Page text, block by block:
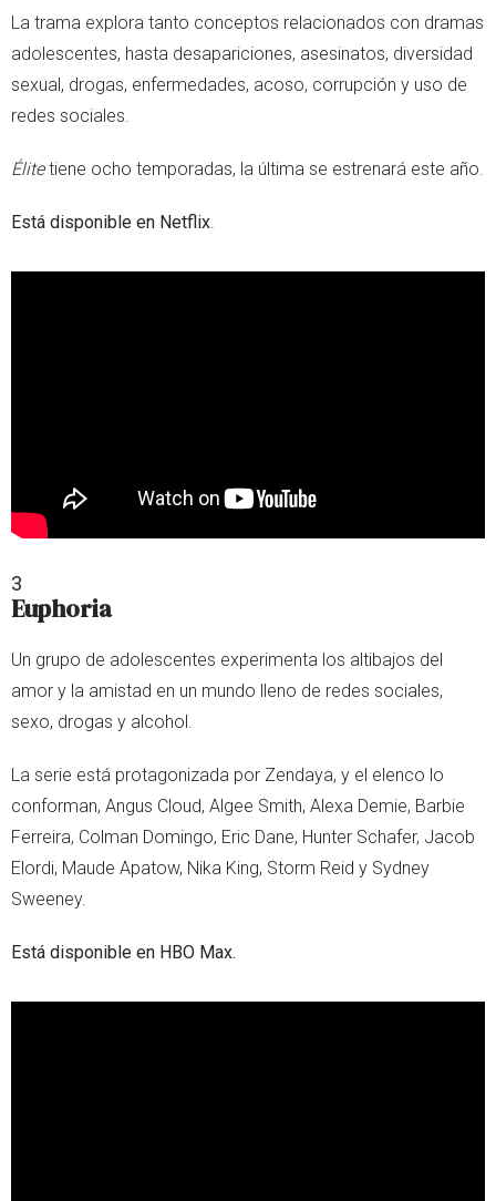
La trama explora tanto conceptos relacionados con dramas
adolescentes, hasta desapariciones, asesinatos, diversidad
sexual, drogas, enfermedades, acoso, corrupción y uso de
redes sociales.
Élitetiene ocho temporadas, la última se estrenará este año.
Está disponible en Netflix.
3
Euphoria
Un grupo de adolescentes experimenta los altibajos del
amor y la amistad en un mundo lleno de redes sociales,
sexo, drogas y alcohol.
La serie está protagonizada por Zendaya, y el elenco lo
conforman, Angus Cloud, Algee Smith, Alexa Demie, Barbie
Ferreira, Colman Domingo, Eric Dane, Hunter Schafer, Jacob
Elordi, Maude Apatow, Nika King, Storm Reid y Sydney
Sweeney.
Está disponible en HBO Max.